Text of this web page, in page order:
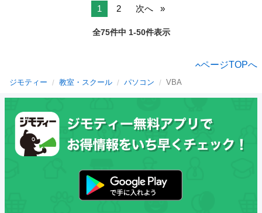
1 2 次へ
全75件中 1-50件表示
ページTOPへ
ジモティー 教室・スクール パソコン VBA